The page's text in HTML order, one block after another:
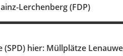
Lerchenberg (FDP)
hier: Müllplätze